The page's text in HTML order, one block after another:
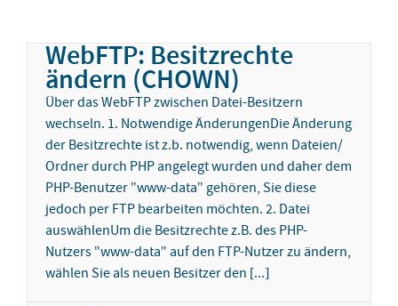
WebFTP: Besitzrechte
ändern (CHOWN)
Über das WebFTP zwischen Datei-Besitzern
wechseln. 1. Notwendige ÄnderungenDie Änderung
der Besitzrechte ist z.b. notwendig, wenn Dateien/
Ordner durch PHP angelegt wurden und daher dem
PHP-Benutzer "www-data" gehören, Sie diese
jedoch per FTP bearbeiten möchten. 2. Datei
auswählenUm die Besitzrechte z.B. des PHP-
Nutzers "www-data" auf den FTP-Nutzer zu ändern,
wählen Sie als neuen Besitzer den [...]